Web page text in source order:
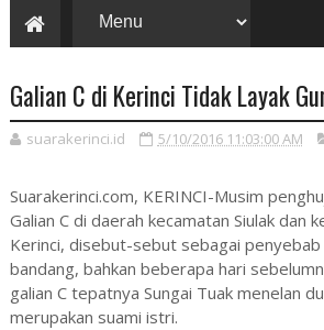
Galian C di Kerinci Tidak Layak
suarakerinci.id 5/10/2016 11:03:00 AM
Suarakerinci.com, KERINCI-Musim
Galian C di daerah kecamatan Siulak dan
Kerinci, disebut-sebut sebagai
bandang, bahkan beberapa hari
galian C tepatnya Sungai Tuak menelan
merupakan suami istri.